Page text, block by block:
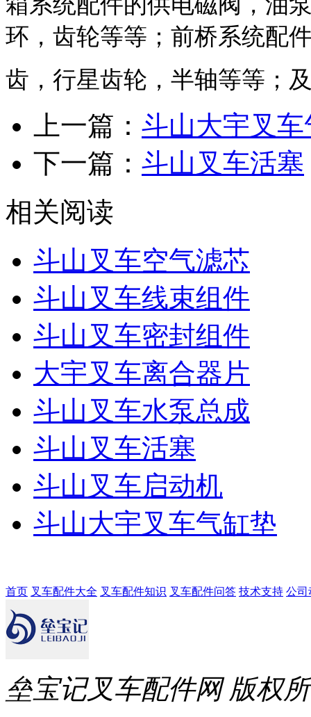
环，齿轮等等；前桥系统配
齿，行星齿轮，半轴等等；
上一篇： 斗山大宇叉
下一篇： 斗山叉车活塞
相关阅读
斗山叉车空气滤芯
斗山叉车线束组件
斗山叉车密封组件
大宇叉车离合器片
斗山叉车水泵总成
斗山叉车活塞
斗山叉车启动机
斗山大宇叉车气缸垫
首页 叉车配件大全 叉车配件知识 叉车配件问答 技术支持 公司
垒宝记叉车配件网 版权